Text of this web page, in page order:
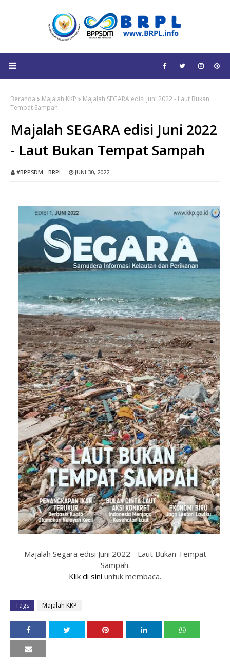
Beranda Majalah KKP
Majalah SEGARA edisi Juni 2022 - Laut Bukan
Tempat Sampah
Majalah SEGARA edisi Juni 2022
- Laut Bukan Tempat Sampah
#BPPSDM - BRPL JUNI 30, 2022
Majalah Segara edisi Juni 2022 - Laut Bukan Tempat
Sampah.
Klik di sini untuk membaca.
Tags Majalah KKP